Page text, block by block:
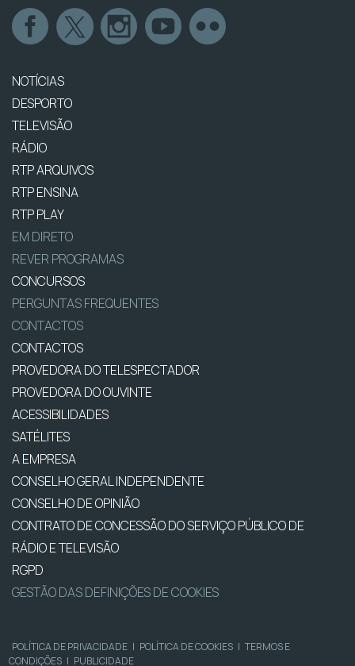
NOTÍCIAS
DESPORTO
TELEVISÃO
RÁDIO
RTP ARQUIVOS
RTP ENSINA
RTP PLAY
EM DIRETO
REVER PROGRAMAS
CONCURSOS
PERGUNTAS FREQUENTES
CONTACTOS
CONTACTOS
PROVEDORA DO TELESPECTADOR
PROVEDORA DO OUVINTE
ACESSIBILIDADES
SATÉLITES
A EMPRESA
CONSELHO GERAL INDEPENDENTE
CONSELHO DE OPINIÃO
CONTRATO DE CONCESSÃO DO SERVIÇO PÚBLICO DE
RÁDIO E TELEVISÃO
RGPD
GESTÃO DAS DEFINIÇÕES DE COOKIES
POLÍTICA DE PRIVACIDADE | POLÍTICA DE COOKIES | TERMOS E
CONDIÇÕES | PUBLICIDADE